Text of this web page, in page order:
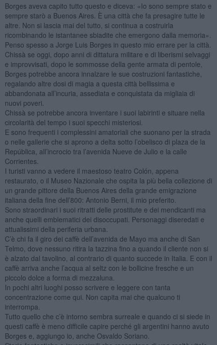
Borges aveva capito tutto questo e diceva: «Io sono sempre stato e
sempre starò a Buenos Aires. È una città che fa presagire tutte le
altre. Non si lascia mai del tutto, si continua a costruirla
ricombinando le istantanee sbiadite che emergono dalla memoria».
Penso spesso a Jorge Luis Borges in questo mio errare per la città.
Chissà se oggi, dopo anni di dittatura militare e di liberismi selvaggi
e improvvisati, dopo le sommosse della gente armata di pentole,
Borges potrebbe ancora innalzare le sue costruzioni fantastiche,
regalando altre dosi di magia a questa città bellissima e
abbandonata all’incuria, assediata e conquistata da migliaia di
nuovi poveri.
Chissà se potrebbe ancora inventare i suoi labirinti e situare nella
circolarità del tempo i suoi specchi misteriosi.
E sono frequenti i complessini amatoriali che suonano per la strada
o nelle gallerie che si aprono a delta sotto l’obelisco di plaza de la
República, all’incrocio tra l’avenida Nueve de Julio e la calle
Corrientes.
I turisti vanno a vedere il maestoso teatro Colón, appena
restaurato, o il Museo Nazionale che ospita la più bella collezione di
un grande pittore della Buenos Aires della grande emigrazione
italiana della fine dell’800: Antonio Berni, il mio preferito.
Sono straordinari i suoi ritratti delle prostitute e dei mendicanti ma
anche quelli emblematici dei disoccupati. Personaggi diseredati e
attualissimi della periferia urbana.
C’è chi fa il giro dei caffè dell’avenida de Mayo ma anche di San
Telmo, dove nessuno ritira la tazzina fino a quando il cliente non si
è alzato dal tavolino, al contrario di quanto succede in Italia. E con il
caffè arriva anche l’acqua al seltz con le bollicine fresche e un
piccolo dolce a forma di mezzaluna.
In pochi altri luoghi posso scrivere e leggere con tanta
concentrazione come qui. Non capita mai che qualcuno ti
interrompa.
Tutto quello che c’è intorno sembra surreale e quando ci si siede in
questi caffè è meno difficile capire perché gli argentini hanno avuto
Borges e, aggiungo io, anche Osvaldo Soriano.